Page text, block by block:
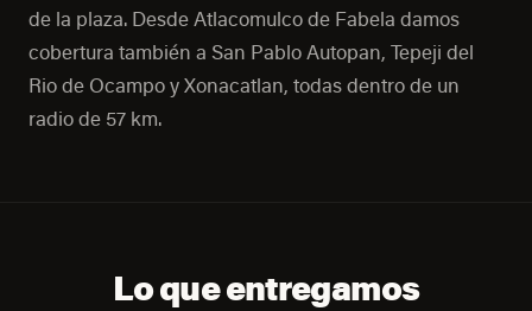
de la plaza. Desde Atlacomulco de Fabela damos
cobertura también a San Pablo Autopan, Tepeji del
Rio de Ocampo y Xonacatlan, todas dentro de un
radio de 57 km.
Lo que entregamos